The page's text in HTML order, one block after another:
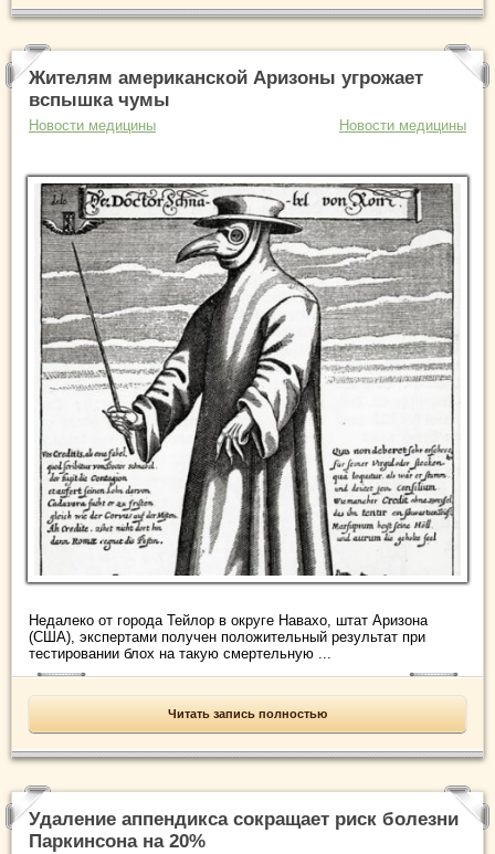
Жителям американской Аризоны угрожает
вспышка чумы
Новости медицины Новости медицины
Недалеко от города Тейлор в округе Навахо, штат Аризона
(США), экспертами получен положительный результат при
тестировании блох на такую смертельную ...
Читать запись полностью
Удаление аппендикса сокращает риск болезни
Паркинсона на 20%